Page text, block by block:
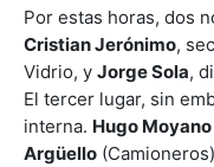
Por estas horas, dos
Cristian Jerónimo,
Vidrio, y Jorge Sola,
El tercer lugar, sin
interna. Hugo
Argüello